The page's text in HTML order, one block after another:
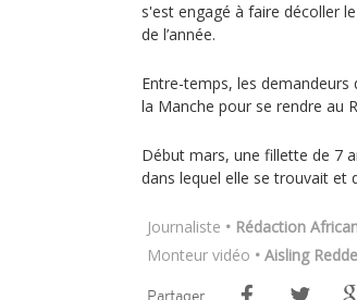
s'est engagé à faire décoller
de l’année.
Entre-temps, les
la Manche pour se rendre au
Début mars, une fillette de 7
dans lequel elle se trouvait et
Journaliste • Rédaction
Monteur vidéo • Aisling